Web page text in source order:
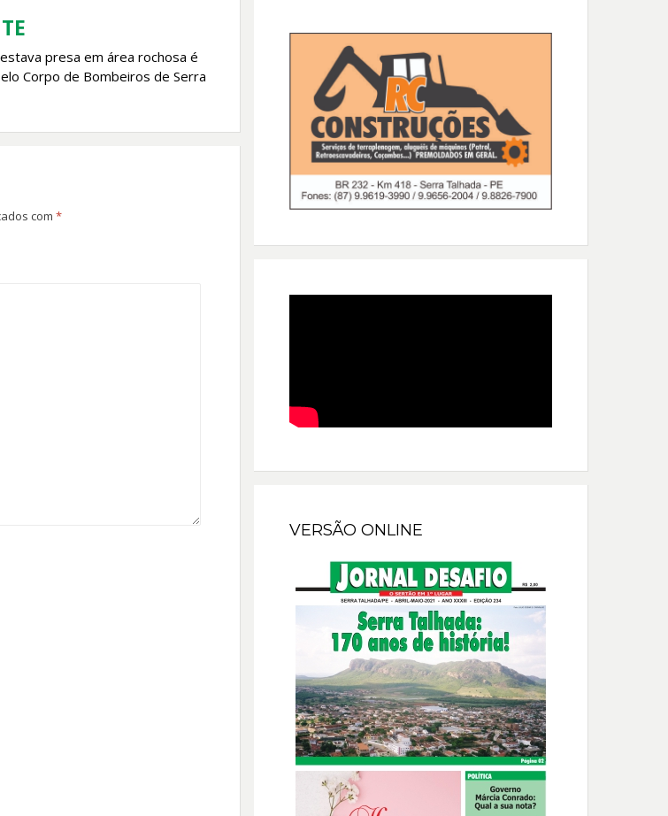
presa em área rochosa é
Corpo de Bombeiros de Serra
com *
VERSÃO ONLINE